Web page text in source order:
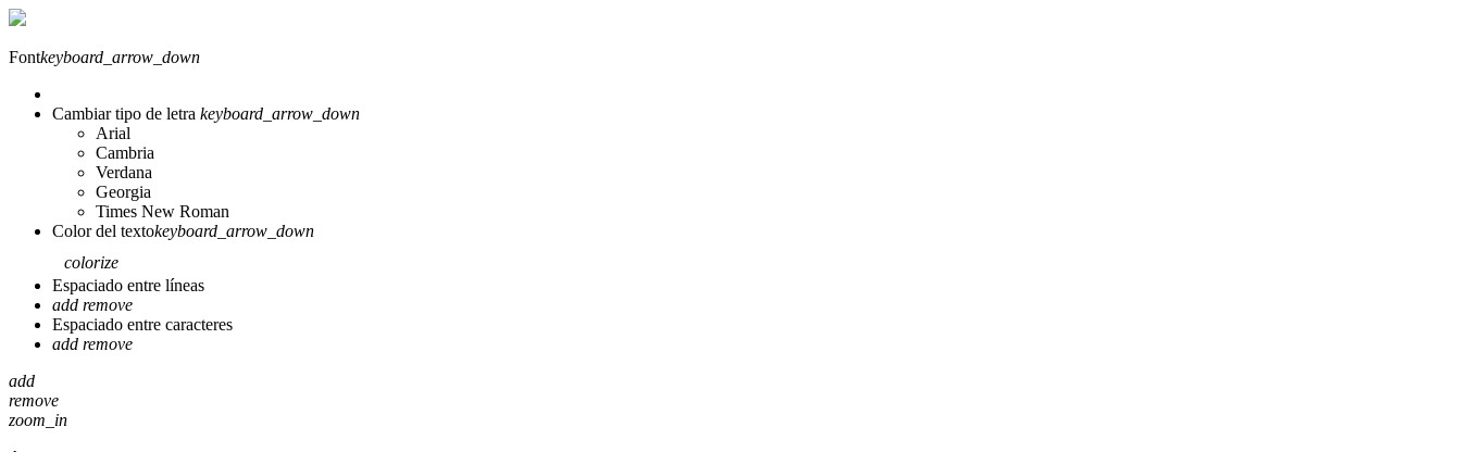
Fontkeyboard_arrow_down
Cambiar tipo de letra keyboard_arrow_down
Arial
Cambria
Verdana
Georgia
Times New Roman
Color del textokeyboard_arrow_down
colorize
Espaciado entre líneas
add remove
Espaciado entre caracteres
add remove
add
remove
zoom_in